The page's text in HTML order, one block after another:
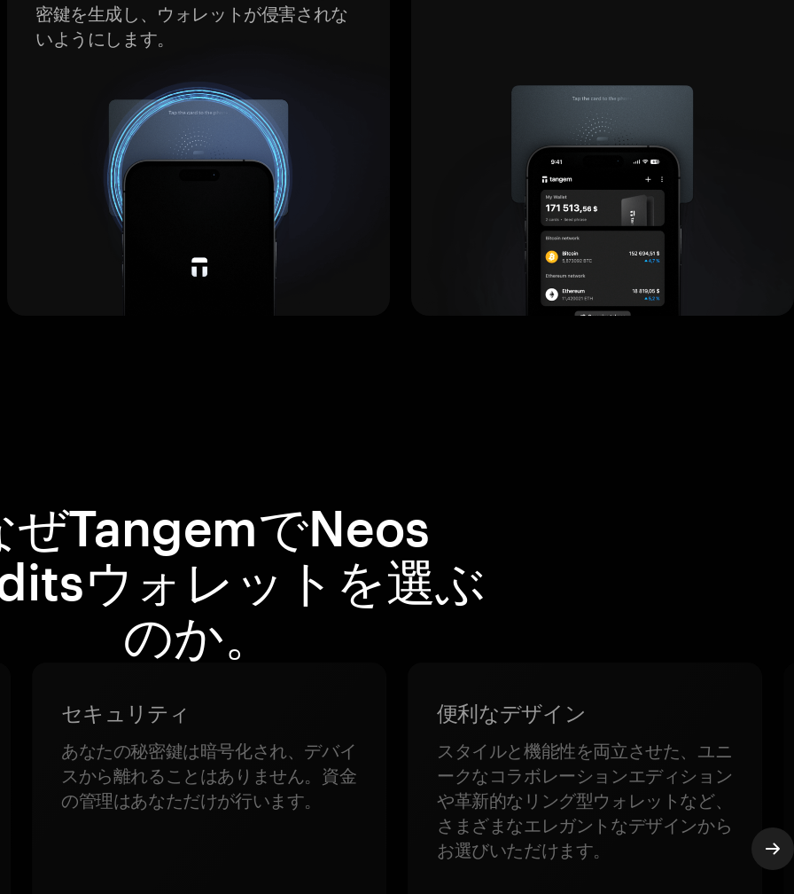
密鍵を生成し、ウォレットが侵害されな
いようにします。
ぜTangemでNeos
ウォレットを選ぶ
のか。
セキュリティ
あなたの秘密鍵は暗号化され、デバイ
スから離れることはありません。資金
の管理はあなただけが行います。
便利なデザイン
スタイルと機能性を両立させた、ユニ
ークなコラボレーションエディション
や革新的なリング型ウォレットなど、
さまざまなエレガントなデザインから
お選びいただけます。